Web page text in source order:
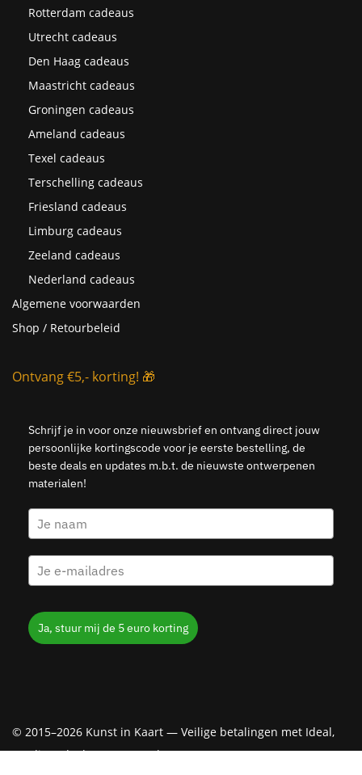
Rotterdam cadeaus
Utrecht cadeaus
Den Haag cadeaus
Maastricht cadeaus
Groningen cadeaus
Ameland cadeaus
Texel cadeaus
Terschelling cadeaus
Friesland cadeaus
Limburg cadeaus
Zeeland cadeaus
Nederland cadeaus
Algemene voorwaarden
Shop / Retourbeleid
Ontvang €5,- korting! 🎁
Schrijf je in voor onze nieuwsbrief en ontvang direct jouw
persoonlijke kortingscode voor je eerste bestelling, de
beste deals en updates m.b.t. de nieuwste ontwerpenen
materialen!
Ja, stuur mij de 5 euro korting
© 2015–2026 Kunst in Kaart — Veilige betalingen met Ideal,
Creditcard, Klarna & PayPal